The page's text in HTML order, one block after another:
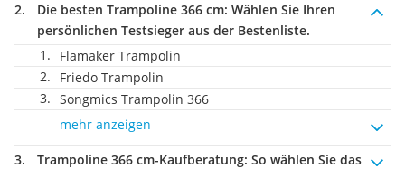
Die besten Trampoline 366 cm: Wählen Sie Ihren
persönlichen Testsieger aus der Bestenliste.
Flamaker Trampolin
Friedo Trampolin
Songmics Trampolin 366
mehr anzeigen
Trampoline 366 cm-Kaufberatung: So wählen Sie das